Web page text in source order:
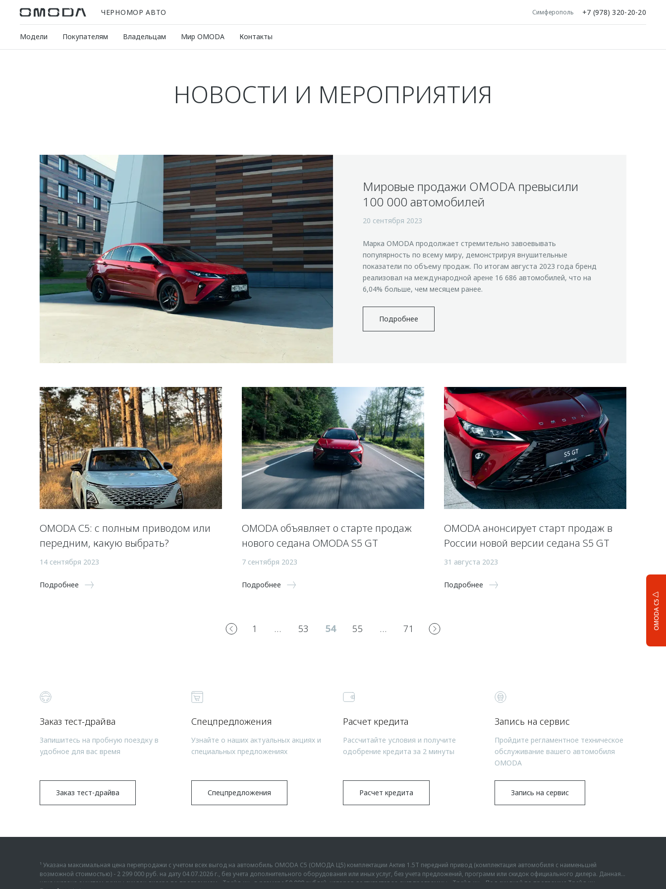
ЧЕРНОМОР АВТО Симферополь +7 (978) 320-20-20
Модели Покупателям Владельцам Мир OMODA Контакты
OMODA C5
НОВОСТИ И МЕРОПРИЯТИЯ
Мировые продажи OMODA превысили
100 000 автомобилей
20 сентября 2023
Марка OMODA продолжает стремительно завоевывать
популярность по всему миру, демонстрируя внушительные
показатели по объему продаж. По итогам августа 2023 года бренд
реализовал на международной арене 16 686 автомобилей, что на
6,04% больше, чем месяцем ранее.
Подробнее
OMODA С5: с полным приводом или
передним, какую выбрать?
14 сентября 2023
Подробнее
OMODA объявляет о старте продаж
нового седана OMODA S5 GT
7 сентября 2023
Подробнее
OMODA анонсирует старт продаж в
России новой версии седана S5 GT
31 августа 2023
Подробнее
1 … 53 54 55 … 71
Заказ тест-драйва
Запишитесь на пробную поездку в
удобное для вас время
Заказ тест-драйва
Спецпредложения
Узнайте о наших актуальных акциях и
специальных предложениях
Спецпредложения
Расчет кредита
Рассчитайте условия и получите
одобрение кредита за 2 минуты
Расчет кредита
Запись на сервис
Пройдите регламентное техническое
обслуживание вашего автомобиля
OMODA
Запись на сервис
¹ Указана максимальная цена перепродажи с учетом всех выгод на автомобиль OMODA C5 (ОМОДА Ц5) комплектации Актив 1.5Т передний привод (комплектация автомобиля с наименьшей
возможной стоимостью) - 2 299 000 руб. на дату 04.07.2026 г., без учета дополнительного оборудования или иных услуг, без учета предложений, программ или скидок официального дилера. Данная
цена указана с учетом суммы скидок дилера по программам «Трейд-ин» в размере 50 000 рублей, которая достигается за счет программы «Трейд-ин». Под скидкой по программе Трейд-ин